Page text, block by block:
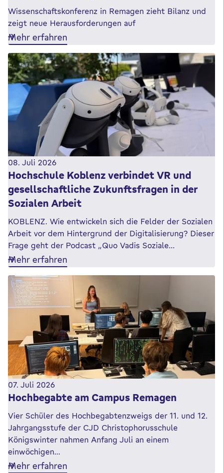
Wissenschaftskonferenz in Remagen zieht Bilanz und
zeigt neue Herausforderungen auf
Mehr erfahren
08. Juli 2026
Hochschule Koblenz verbindet VR und
gesellschaftliche Zukunftsfragen in der
Sozialen Arbeit
KOBLENZ. Wie entwickeln sich die Felder der Sozialen
Arbeit vor dem Hintergrund der Digitalisierung? Dieser
Frage geht der Podcast „Quo Vadis Soziale…
Mehr erfahren
07. Juli 2026
Hochbegabte am Campus Remagen
Vier Schüler des Hochbegabtenzweigs der 11. und 12.
Jahrgangsstufe der CJD Christophorusschule
Königswinter nahmen Anfang Juli an einem
einwöchigen…
Mehr erfahren